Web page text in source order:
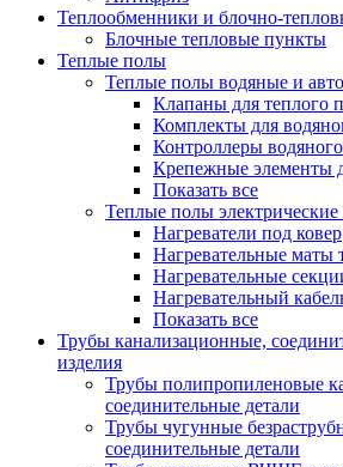
Теплообменники и блочно-
Блочные тепловые пункты
Теплые полы
Теплые полы водяные и
Клапаны для теплого
Комплекты для
Контроллеры
Крепежные элементы
Показать все
Теплые полы электрические
Нагреватели под ковер
Нагревательные маты
Нагревательные
Нагревательный
Показать все
Трубы канализационные,
изделия
Трубы полипропиленовые
соединительные детали
Трубы чугунные
соединительные детали